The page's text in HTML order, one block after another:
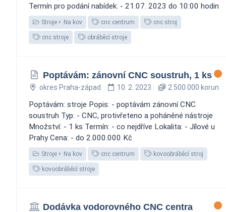
Termín pro podání nabídek: - 21.07. 2023 do 10:00 hodin
Stroje Na kov cnc centrum cnc stroj
cnc stroje obráběcí stroje
Poptávám: zánovní CNC soustruh, 1 ks
okres Praha-západ 10. 2. 2023 2 500 000 korun
Poptávám: stroje Popis: - poptávám zánovní CNC
soustruh Typ: - CNC, protivřeteno a poháněné nástroje
Množství: - 1 ks Termín: - co nejdříve Lokalita: - Jílové u
Prahy Cena: - do 2.000.000 Kč
Stroje Na kov cnc centrum kovoobráběcí stroj
kovoobráběcí stroje
Dodávka vodorovného CNC centra